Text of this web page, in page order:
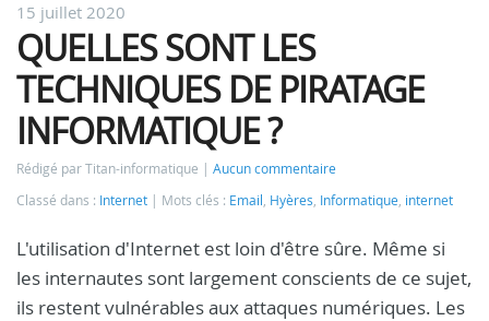
15 juillet 2020
QUELLES SONT LES
TECHNIQUES DE PIRATAGE
INFORMATIQUE ?
Rédigé par Titan-informatique
Aucun commentaire
Classé dans : Internet Mots clés : Email , Hyères, Informatique, internet
L'utilisation d'Internet est loin d'être sûre. Même si
les internautes sont largement conscients de ce sujet,
ils restent vulnérables aux attaques numériques. Les